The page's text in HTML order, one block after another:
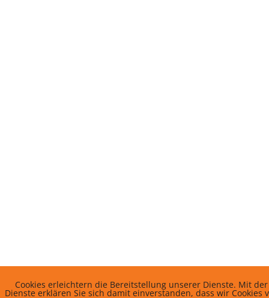
Cookies erleichtern die Bereitstellung unserer Dienste. Mit
Dienste erklären Sie sich damit einverstanden, dass wir Cookies